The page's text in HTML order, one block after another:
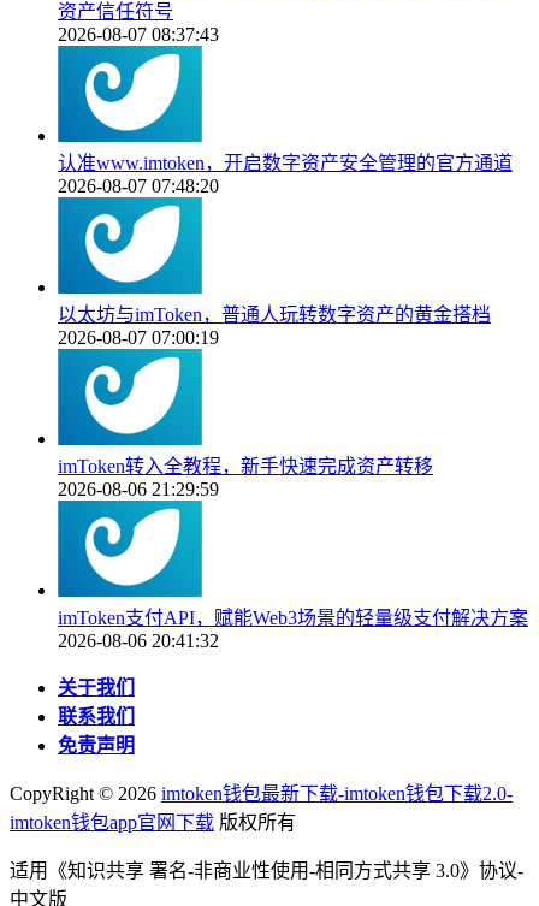
资产信任符号
2026-08-07 08:37:43
认准www.imtoken，开启数字资产安全管理的官方通道
2026-08-07 07:48:20
以太坊与imToken，普通人玩转数字资产的黄金搭档
2026-08-07 07:00:19
imToken转入全教程，新手快速完成资产转移
2026-08-06 21:29:59
imToken支付API，赋能Web3场景的轻量级支付解决方案
2026-08-06 20:41:32
关于我们
联系我们
免责声明
CopyRight © 2026 imtoken钱包最新下载-imtoken钱包下载2.0-
imtoken钱包app官网下载 版权所有
适用《知识共享 署名-非商业性使用-相同方式共享 3.0》协议-
中文版